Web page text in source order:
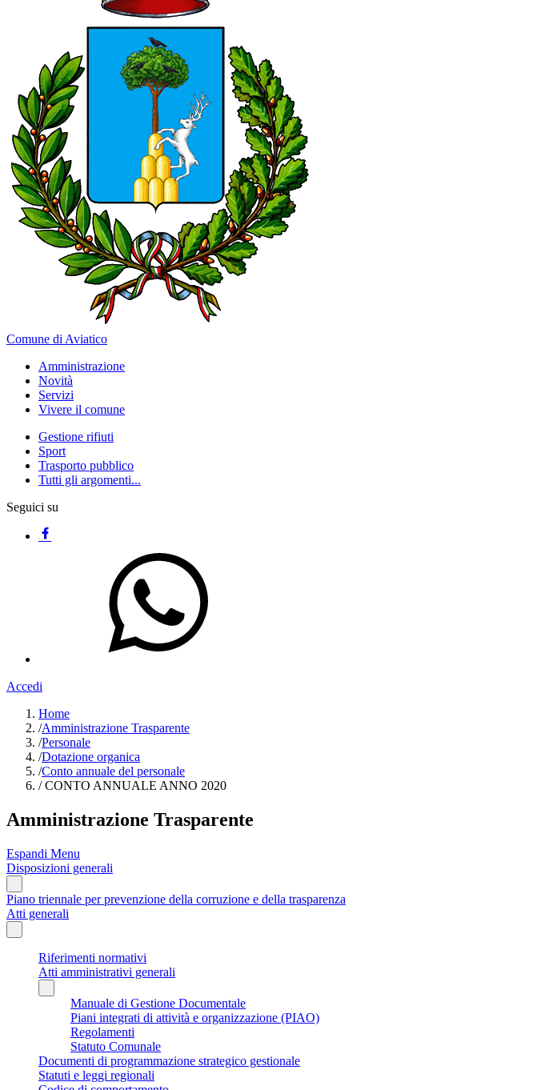
Comune di Aviatico
Amministrazione
Novità
Servizi
Vivere il comune
Gestione rifiuti
Sport
Trasporto pubblico
Tutti gli argomenti...
Seguici su
Accedi
Home
/Amministrazione Trasparente
/Personale
/Dotazione organica
/Conto annuale del personale
/CONTO ANNUALE ANNO 2020
Amministrazione Trasparente
Espandi Menu
Disposizioni generali
Piano triennale per prevenzione della corruzione e della trasparenza
Atti generali
Riferimenti normativi
Atti amministrativi generali
Manuale di Gestione Documentale
Piani integrati di attività e organizzazione (PIAO)
Regolamenti
Statuto Comunale
Documenti di programmazione strategico gestionale
Statuti e leggi regionali